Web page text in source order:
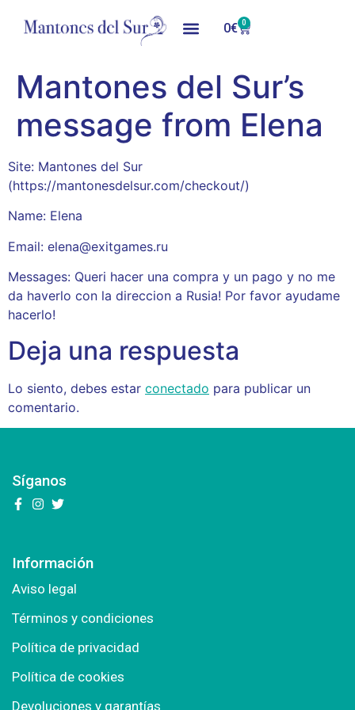
0€ 0
Mantones del Sur’s
message from Elena
Site: Mantones del Sur
(https://mantonesdelsur.com/checkout/)
Name: Elena
Email: elena@exitgames.ru
Messages: Queri hacer una compra y un pago y no me
da haverlo con la direccion a Rusia! Por favor ayudame
hacerlo!
Deja una respuesta
Lo siento, debes estar conectado para publicar un
comentario.
Síganos
Información
Aviso legal
Términos y condiciones
Política de privacidad
Política de cookies
Devoluciones y garantías